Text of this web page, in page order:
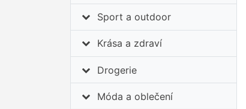
Sport a outdoor
Krása a zdraví
Drogerie
Móda a oblečení